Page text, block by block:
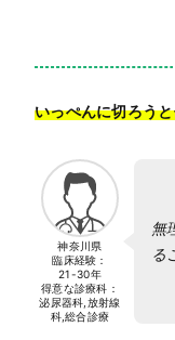
いっぺんに切ろう
神奈川県
臨床経験：
21-30年
得意な診療科：
泌尿器科,放射線
科,総合診療
無
る